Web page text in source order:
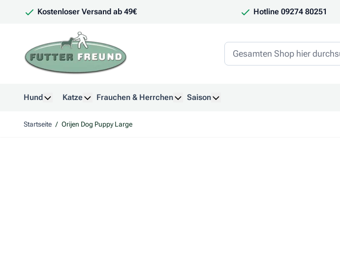
Kostenloser Versand ab 49€ Hotline 09274 80251
Hund
Katze
Frauchen & Herrchen
Saison
Startseite / Orijen Dog Puppy Large